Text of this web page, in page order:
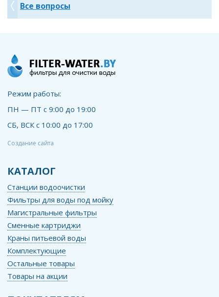
Все вопросы
Режим работы:
ПН — ПТ с 9:00 до 19:00
СБ, ВСК с 10:00 до 17:00
Создание сайта
КАТАЛОГ
Станции водоочистки
Фильтры для воды под мойку
Магистральные фильтры
Сменные картриджи
Краны питьевой воды
Комплектующие
Остальные товары
Товары на акции